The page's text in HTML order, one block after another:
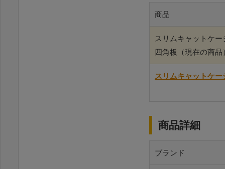
商品
スリムキャットケ
四角板（現在の商品
スリムキャットケ
商品詳細
ブランド